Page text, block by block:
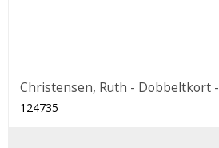
Christensen, Ruth - Dobbeltkort
124735